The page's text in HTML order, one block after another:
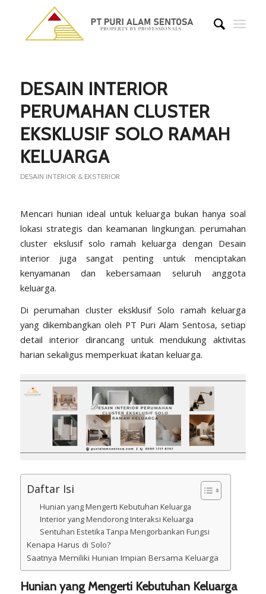
DESAIN INTERIOR
PERUMAHAN CLUSTER
EKSKLUSIF SOLO RAMAH
KELUARGA
DESAIN INTERIOR & EKSTERIOR
Mencari hunian ideal untuk keluarga bukan hanya soal
lokasi strategis dan keamanan lingkungan. perumahan
cluster ekslusif solo ramah keluarga dengan Desain
interior juga sangat penting untuk menciptakan
kenyamanan dan kebersamaan seluruh anggota
keluarga.
Di perumahan cluster eksklusif Solo ramah keluarga
yang dikembangkan oleh PT Puri Alam Sentosa, setiap
detail interior dirancang untuk mendukung aktivitas
harian sekaligus memperkuat ikatan keluarga.
Daftar Isi
Hunian yang Mengerti Kebutuhan Keluarga
Interior yang Mendorong Interaksi Keluarga
Sentuhan Estetika Tanpa Mengorbankan Fungsi
Kenapa Harus di Solo?
Saatnya Memiliki Hunian Impian Bersama Keluarga
Hunian yang Mengerti Kebutuhan Keluarga